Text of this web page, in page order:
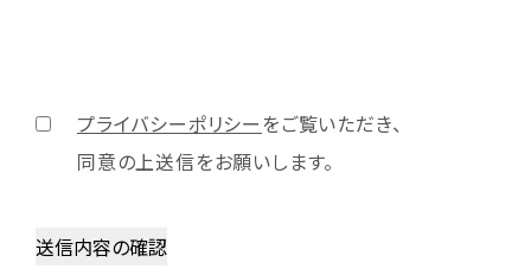
プライバシーポリシー をご覧いただき、
同意の上送信をお願いします。
送信内容の確認